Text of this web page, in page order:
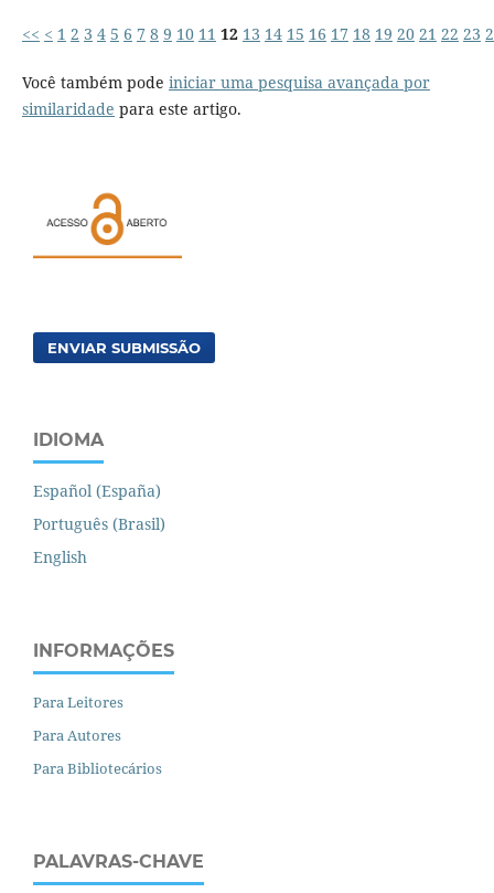
<< < 1 2 3 4 5 6 7 8 9 10 11 12 13 14 15 16 17 18 19 20 21 22 23
Você também pode iniciar uma pesquisa avançada por
similaridade para este artigo.
ENVIAR SUBMISSÃO
IDIOMA
Español (España)
Português (Brasil)
English
INFORMAÇÕES
Para Leitores
Para Autores
Para Bibliotecários
PALAVRAS-CHAVE